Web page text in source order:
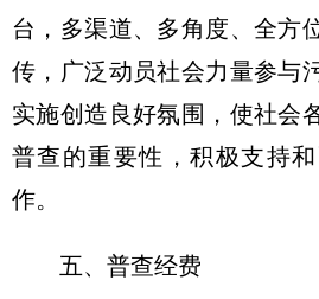
台，多渠道、多角度、全方
传，广泛动员社会力量参与
实施创造良好氛围，使社会
普查的重要性，积极支持
作。
五、普查经费